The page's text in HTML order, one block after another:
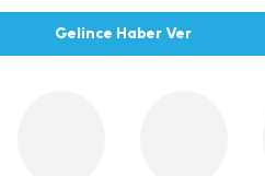
Gelince Haber Ver